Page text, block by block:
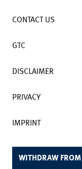
CONTACT US
GTC
DISCLAIMER
PRIVACY
IMPRINT
WITHDRAW FROM